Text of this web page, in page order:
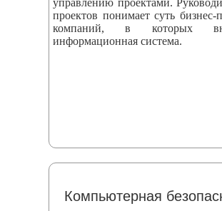
управлению проектами.
проектов понимает суть бизнес-
компаний, в которых
информационная система.
Компьютерная